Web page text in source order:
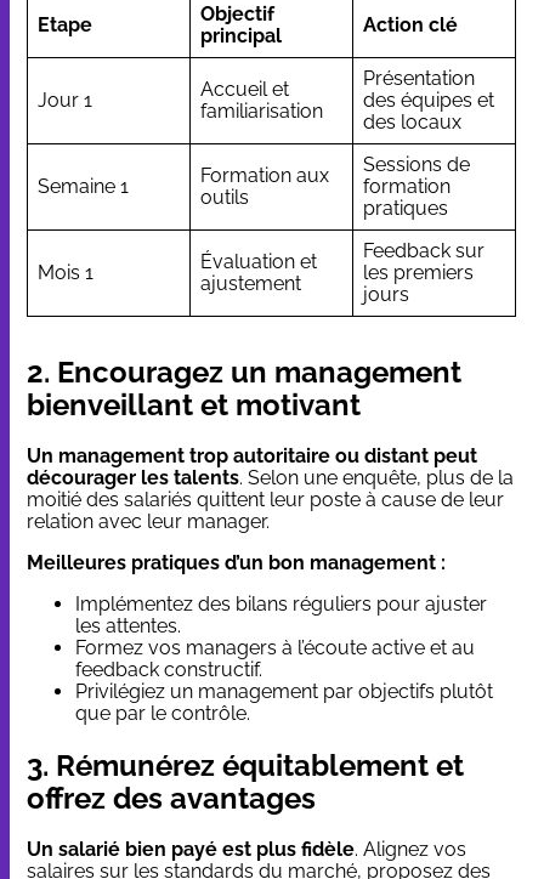
Etape
Objectif
principal
Action clé
Jour 1
Accueil et
familiarisation
Présentation
des équipes et
des locaux
Semaine 1
Formation aux
outils
Sessions de
formation
pratiques
Mois 1
Évaluation et
ajustement
Feedback sur
les premiers
jours
2. Encouragez un management
bienveillant et motivant
Un management trop autoritaire ou distant peut
décourager les talents. Selon une enquête, plus de la
moitié des salariés quittent leur poste à cause de leur
relation avec leur manager.
Meilleures pratiques d’un bon management :
Implémentez des bilans réguliers pour ajuster
les attentes.
Formez vos managers à l’écoute active et au
feedback constructif.
Privilégiez un management par objectifs plutôt
que par le contrôle.
3. Rémunérez équitablement et
offrez des avantages
Un salarié bien payé est plus fidèle. Alignez vos
salaires sur les standards du marché, proposez des